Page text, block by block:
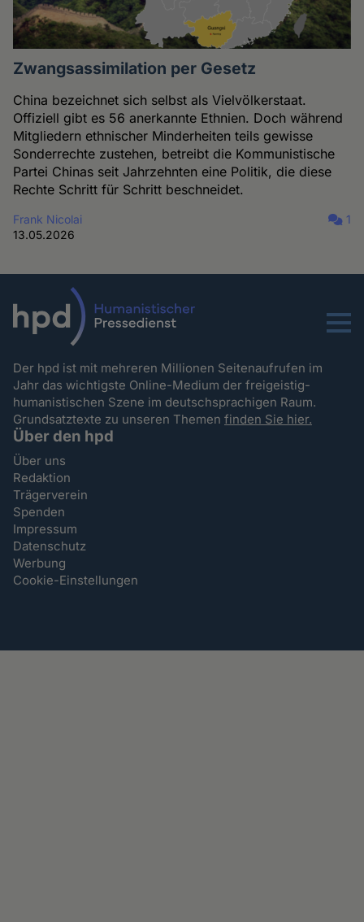
Zwangsassimilation per Gesetz
China bezeichnet sich selbst als Vielvölkerstaat.
Offiziell gibt es 56 anerkannte Ethnien. Doch während
Mitgliedern ethnischer Minderheiten teils gewisse
Sonderrechte zustehen, betreibt die Kommunistische
Partei Chinas seit Jahrzehnten eine Politik, die diese
Rechte Schritt für Schritt beschneidet.
Frank Nicolai
13.05.2026
1
Menu
Der hpd ist mit mehreren Millionen Seitenaufrufen im
Jahr das wichtigste Online-Medium der freigeistig-
humanistischen Szene im deutschsprachigen Raum.
Grundsatztexte zu unseren Themenfinden Sie hier.
Über den hpd
Über uns
Redaktion
Trägerverein
Spenden
Impressum
Datenschutz
Werbung
Cookie-Einstellungen